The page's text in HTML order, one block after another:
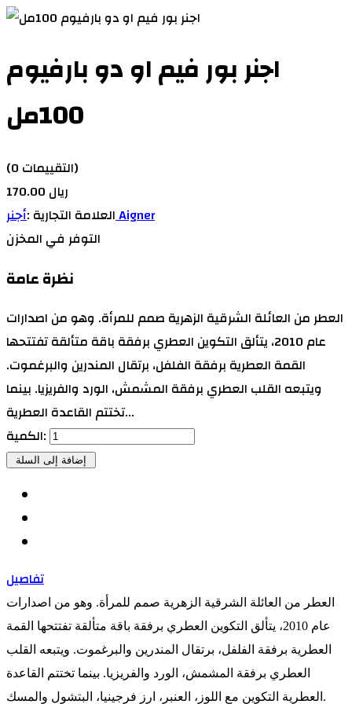
اجنر بور فيم او دو بارفيوم
100مل
(0 التقييمات)
170.00 ريال
العلامة التجارية :أجنر Aigner
التوفر في المخزن
نظرة عامة
العطر من العائلة الشرقية الزهرية صمم للمرأة. وهو من اصدارات
عام 2010، يتألق التكوين العطري برفقة باقة متألقة تفتتحها
القمة العطرية برفقة الفلفل، برتقال المندرين والبرغموت.
ويتبعه القلب العطري برفقة المشمش، الورد والفريزيا. بينما
تختتم القاعدة العطرية...
الكمية:
تفاصيل
العطر من العائلة الشرقية الزهرية صمم للمرأة. وهو من اصدارات
عام 2010، يتألق التكوين العطري برفقة باقة متألقة تفتتحها القمة
العطرية برفقة الفلفل، برتقال المندرين والبرغموت. ويتبعه القلب
العطري برفقة المشمش، الورد والفريزيا. بينما تختتم القاعدة
العطرية التكوين مع اللوز، العنبر، ارز فرجينيا، البتشول والمسك.